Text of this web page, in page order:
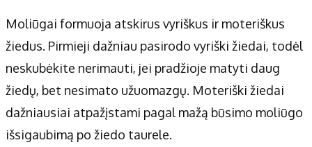
Moliūgai formuoja atskirus vyriškus ir moteriškus
žiedus. Pirmieji dažniau pasirodo vyriški žiedai, todėl
neskubėkite nerimauti, jei pradžioje matyti daug
žiedų, bet nesimato užuomazgų. Moteriški žiedai
dažniausiai atpažįstami pagal mažą būsimo moliūgo
išsigaubimą po žiedo taurele.